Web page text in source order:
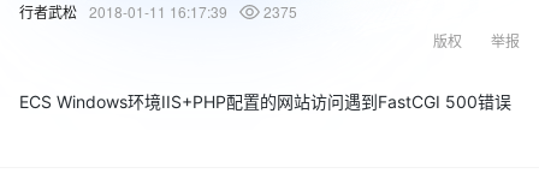
行者武松 2018-01-11 16:17:39
2375
举报
版权
ECS Windows环境IIS+PHP配置的网站访问遇到FastCGI 500错误